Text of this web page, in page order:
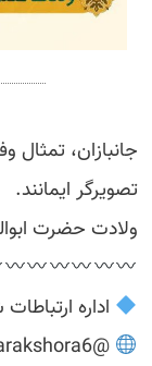
جانبازان، تمثال
تصویرگر ایمانند.
ولادت حضرت
اداره ارتباطات
@arakshora6